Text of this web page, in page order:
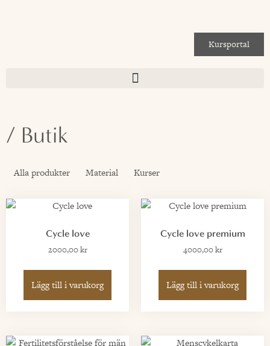
Kursportal
/ Butik
Alla produkter Material Kurser
Cycle love
2000,00kr
Lägg till i varukorg
Cycle love premium
4000,00kr
Lägg till i varukorg